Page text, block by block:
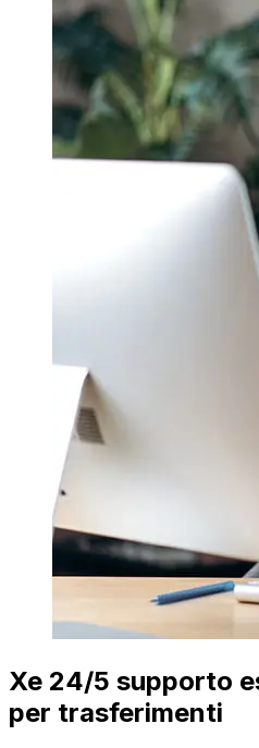
Xe 24/5 supporto
per trasferimenti